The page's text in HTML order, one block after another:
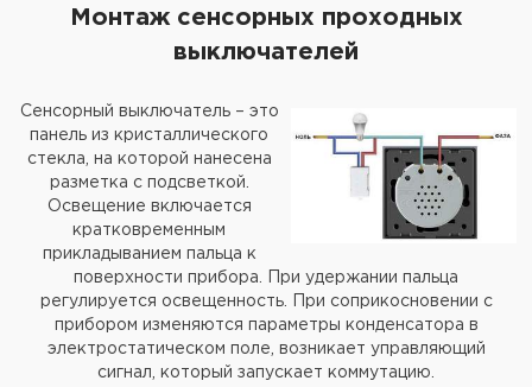
Монтаж сенсорных проходных
выключателей
Сенсорный выключатель – это
панель из кристаллического
стекла, на которой нанесена
разметка с подсветкой.
Освещение включается
кратковременным
прикладыванием пальца к
поверхности прибора. При удержании пальца
регулируется освещенность. При соприкосновении с
прибором изменяются параметры конденсатора в
электростатическом поле, возникает управляющий
сигнал, который запускает коммутацию.